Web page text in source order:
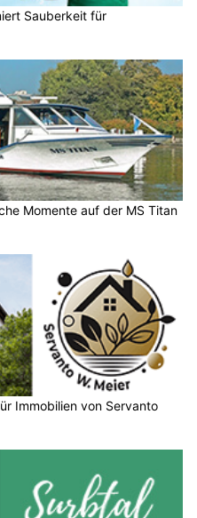
Sauberkeit für
Momente auf der MS Titan
Immobilien von Servanto